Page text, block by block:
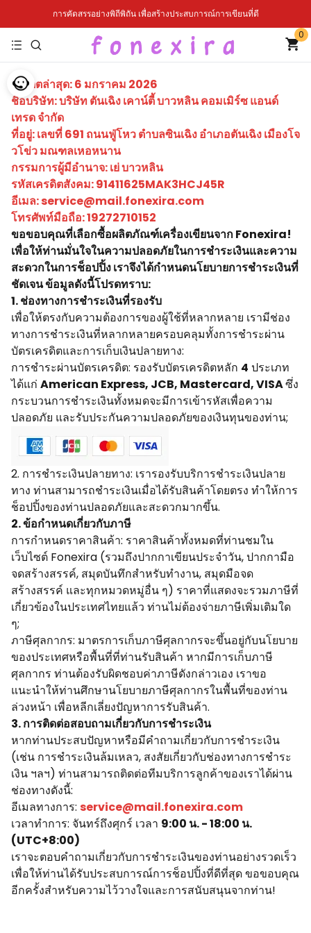
การคัดสรรอย่างพิถีพิถัน เพื่อสร้างประสบการณ์การเขียนที่ดี
0
อัปเดตล่าสุด: 6 มกราคม 2026
ชื่อบริษัท: บริษัท ตันเฉิง เคาน์ตี้ บาวหลิน คอมเมิร์ซ แอนด์
เทรด จำกัด
ที่อยู่: เลขที่ 691 ถนนฟู่โหว ตำบลซินเฉิง อำเภอตันเฉิง เมืองโจ
วโข่ว มณฑลเหอหนาน
กรรมการผู้มีอำนาจ: เย่ บาวหลิน
รหัสเครดิตสังคม: 91411625MAK3HCJ45R
อีเมล: service@mail.fonexira.com
โทรศัพท์มือถือ: 19272710152
ขอขอบคุณที่เลือกซื้อผลิตภัณฑ์เครื่องเขียนจาก Fonexira!
เพื่อให้ท่านมั่นใจในความปลอดภัยในการชำระเงินและความ
สะดวกในการช็อปปิ้ง เราจึงได้กำหนดนโยบายการชำระเงินที่
ชัดเจน ข้อมูลดังนี้โปรดทราบ:
1. ช่องทางการชำระเงินที่รองรับ
เพื่อให้ตรงกับความต้องการของผู้ใช้ที่หลากหลาย เรามีช่อง
ทางการชำระเงินที่หลากหลายครอบคลุมทั้งการชำระผ่าน
บัตรเครดิตและการเก็บเงินปลายทาง:
การชำระผ่านบัตรเครดิต: รองรับบัตรเครดิตหลัก 4 ประเภท
ได้แก่ American Express, JCB, Mastercard, VISAซึ่ง
กระบวนการชำระเงินทั้งหมดจะมีการเข้ารหัสเพื่อความ
ปลอดภัย และรับประกันความปลอดภัยของเงินทุนของท่าน;
2. การชำระเงินปลายทาง: เรารองรับบริการชำระเงินปลาย
ทาง ท่านสามารถชำระเงินเมื่อได้รับสินค้าโดยตรง ทำให้การ
ช็อปปิ้งของท่านปลอดภัยและสะดวกมากขึ้น.
2. ข้อกำหนดเกี่ยวกับภาษี
การกำหนดราคาสินค้า: ราคาสินค้าทั้งหมดที่ท่านชมใน
เว็บไซต์ Fonexira (รวมถึงปากกาเขียนประจำวัน, ปากกามือ
จดสร้างสรรค์, สมุดบันทึกสำหรับทำงาน, สมุดมือจด
สร้างสรรค์ และทุกหมวดหมู่อื่น ๆ) ราคาที่แสดงจะรวมภาษีที่
เกี่ยวข้องในประเทศไทยแล้ว ท่านไม่ต้องจ่ายภาษีเพิ่มเติมใด
ๆ;
ภาษีศุลกากร: มาตรการเก็บภาษีศุลกากรจะขึ้นอยู่กับนโยบาย
ของประเทศหรือพื้นที่ที่ท่านรับสินค้า หากมีการเก็บภาษี
ศุลกากร ท่านต้องรับผิดชอบค่าภาษีดังกล่าวเอง เราขอ
แนะนำให้ท่านศึกษานโยบายภาษีศุลกากรในพื้นที่ของท่าน
ล่วงหน้า เพื่อหลีกเลี่ยงปัญหาการรับสินค้า.
3. การติดต่อสอบถามเกี่ยวกับการชำระเงิน
หากท่านประสบปัญหาหรือมีคำถามเกี่ยวกับการชำระเงิน
(เช่น การชำระเงินล้มเหลว, สงสัยเกี่ยวกับช่องทางการชำระ
เงิน ฯลฯ) ท่านสามารถติดต่อทีมบริการลูกค้าของเราได้ผ่าน
ช่องทางดังนี้:
อีเมลทางการ: service@mail.fonexira.com
เวลาทำการ: จันทร์ถึงศุกร์ เวลา 9:00 น. - 18:00 น.
(UTC+8:00)
เราจะตอบคำถามเกี่ยวกับการชำระเงินของท่านอย่างรวดเร็ว
เพื่อให้ท่านได้รับประสบการณ์การช็อปปิ้งที่ดีที่สุด ขอขอบคุณ
อีกครั้งสำหรับความไว้วางใจและการสนับสนุนจากท่าน!